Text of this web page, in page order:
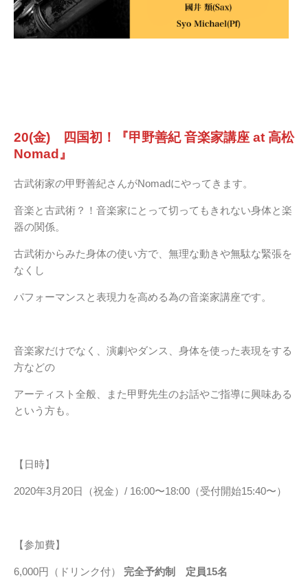
20(金) 四国初！『甲野善紀 音楽家講座 at 高松
Nomad』
古武術家の甲野善紀さんがNomadにやってきます。
音楽と古武術？！音楽家にとって切ってもきれない身体と楽
器の関係。
古武術からみた身体の使い方で、無理な動きや無駄な緊張を
なくし
パフォーマンスと表現力を高める為の音楽家講座です。
音楽家だけでなく、演劇やダンス、身体を使った表現をする
方などの
アーティスト全般、また甲野先生のお話やご指導に興味ある
という方も。
【日時】
2020年3月20日（祝金）/ 16:00〜18:00（受付開始15:40〜）
【参加費】
6,000円（ドリンク付） 完全予約制 定員15名